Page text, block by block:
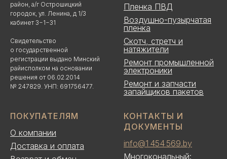
район, а/г Острошицкий
городок, ул. Ленина, д 1/3
кабинет 3−1−31
Свидетельство
о государственной
регистрации выдано Минский
райисполком на основании
решения от 06.02.2014
№ 247829. УНП: 691756477.
Пленка ПВД
Воздушно-пузырчатая
пленка
Скотч, стретч и
натяжители
Ремонт промышленной
электроники
Ремонт и запчасти
запайщиков пакетов
ПОКУПАТЕЛЯМ
О компании
Доставка и оплата
КОНТАКТЫ И
ДОКУМЕНТЫ
info@1 454 569.by
Многокональный: